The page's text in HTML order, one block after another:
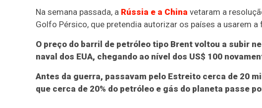
Na semana passada, a Rússia e a China vetaram a
Golfo Pérsico, que pretendia autorizar os países a usarem
O preço do barril de petróleo tipo Brent voltou a subir
naval dos EUA, chegando ao nível dos US$ 100
Antes da guerra, passavam pelo Estreito cerca de 20
que cerca de 20% do petróleo e gás do planeta passe